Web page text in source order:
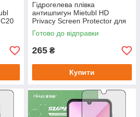
Гідрогелева плівка
антишпигун Mietubl HD
Privacy Screen Protector для
Blackview Oscal C20
Готово до відправки
265 ₴
Купити